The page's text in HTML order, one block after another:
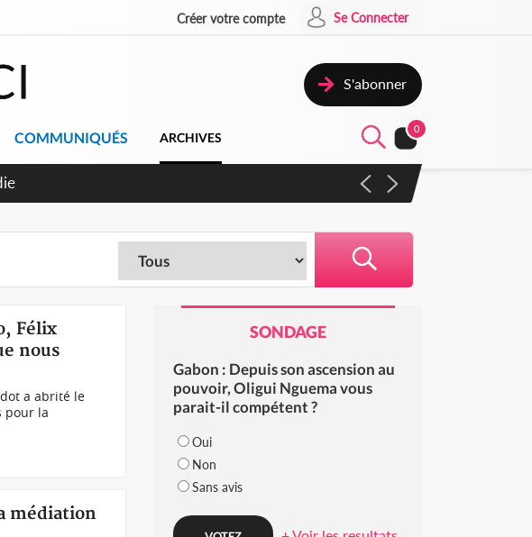
Créer votre compte Se Connecter
S'abonner
COMMUNIQUÉS ARCHIVES
0
en vaste campagne contre les produits
Félix
nous
a abrité le
pour la
médiation
SONDAGE
Gabon : Depuis son ascension au
pouvoir, Oligui Nguema vous
parait-il compétent ?
Oui
Non
Sans avis